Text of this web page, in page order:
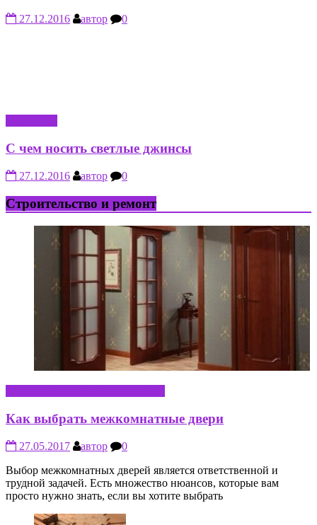
27.12.2016 автор 0
С чем носить светлые джинсы
27.12.2016 автор 0
Строительство и ремонт
Как выбрать межкомнатные двери
27.05.2017 автор
0
Выбор межкомнатных дверей является ответственной и
трудной задачей. Есть множество нюансов, которые вам
просто нужно знать, если вы хотите выбрать